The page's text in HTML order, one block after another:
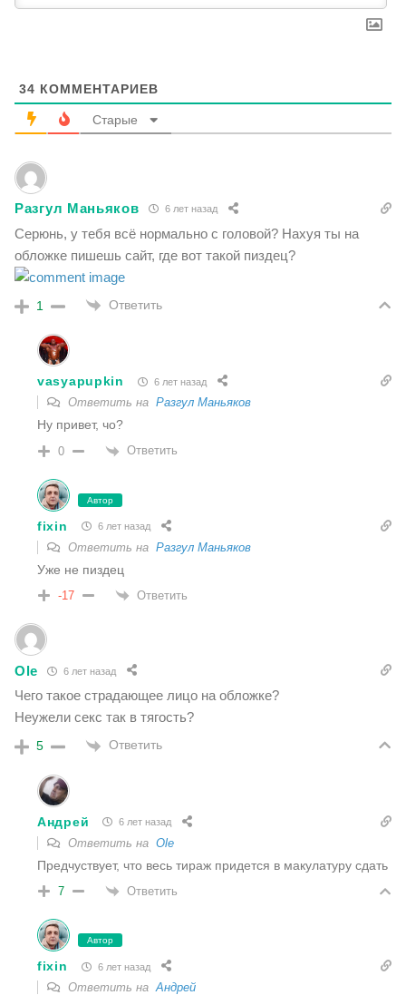
34 КОММЕНТАРИЕВ
Старые
Разгул Маньяков 6 лет назад
Серюнь, у тебя всё нормально с головой? Нахуя ты на
обложке пишешь сайт, где вот такой пиздец?
1 Ответить
vasyapupkin 6 лет назад
Ответить на Разгул Маньяков
Ну привет, чо?
0 Ответить
Автор
fixin 6 лет назад
Ответить на Разгул Маньяков
Уже не пиздец
-17 Ответить
Ole 6 лет назад
Чего такое страдающее лицо на обложке?
Неужели секс так в тягость?
5 Ответить
Андрей 6 лет назад
Ответить на Ole
Предчуствует, что весь тираж придется в макулатуру сдать
7 Ответить
Автор
fixin 6 лет назад
Ответить наАндрей